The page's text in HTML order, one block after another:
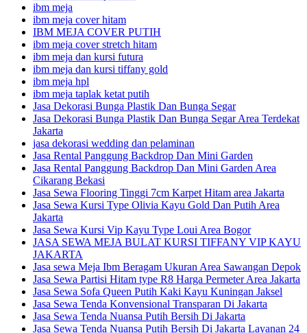
ibm meja
ibm meja cover hitam
IBM MEJA COVER PUTIH
ibm meja cover stretch hitam
ibm meja dan kursi futura
ibm meja dan kursi tiffany gold
ibm meja hpl
ibm meja taplak ketat putih
Jasa Dekorasi Bunga Plastik Dan Bunga Segar
Jasa Dekorasi Bunga Plastik Dan Bunga Segar Area Terdekat
Jakarta
jasa dekorasi wedding dan pelaminan
Jasa Rental Panggung Backdrop Dan Mini Garden
Jasa Rental Panggung Backdrop Dan Mini Garden Area
Cikarang Bekasi
Jasa Sewa Flooring Tinggi 7cm Karpet Hitam area Jakarta
Jasa Sewa Kursi Type Olivia Kayu Gold Dan Putih Area
Jakarta
Jasa Sewa Kursi Vip Kayu Type Loui Area Bogor
JASA SEWA MEJA BULAT KURSI TIFFANY VIP KAYU
JAKARTA
Jasa sewa Meja Ibm Beragam Ukuran Area Sawangan Depok
Jasa Sewa Partisi Hitam type R8 Harga Permeter Area Jakarta
Jasa Sewa Sofa Queen Putih Kaki Kayu Kuningan Jaksel
Jasa Sewa Tenda Konvensional Transparan Di Jakarta
Jasa Sewa Tenda Nuansa Putih Bersih Di Jakarta
Jasa Sewa Tenda Nuansa Putih Bersih Di Jakarta Layanan 24